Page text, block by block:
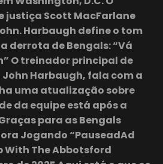
justiça Scott MacFarlane
Harbaugh define o tom
derrota de Bengals: “Vá
O treinador principal de
Harbaugh, fala com a
uma atualização sobre
da equipe está após a
para as Bengals
Jogando “PauseadAd
With The Abbotsford